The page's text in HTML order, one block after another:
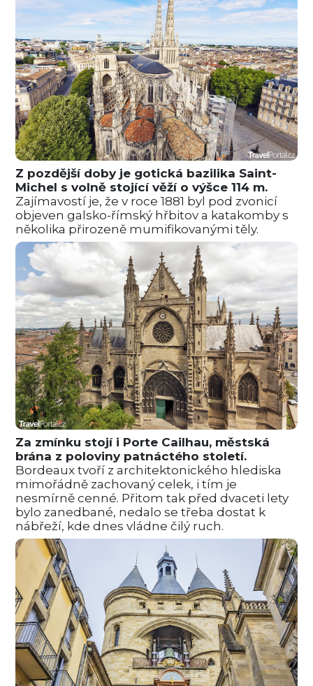
Z pozdější doby je gotická bazilika Saint-
Michel s volně stojící věží o výšce 114 m.
Zajímavostí je, že v roce 1881 byl pod zvonicí
objeven galsko-římský hřbitov a katakomby s
několika přirozeně mumifikovanými těly.
Za zmínku stojí i Porte Cailhau, městská
brána z poloviny patnáctého století.
Bordeaux tvoří z architektonického hlediska
mimořádně zachovaný celek, i tím je
nesmírně cenné. Přitom tak před dvaceti lety
bylo zanedbané, nedalo se třeba dostat k
nábřeží, kde dnes vládne čilý ruch.